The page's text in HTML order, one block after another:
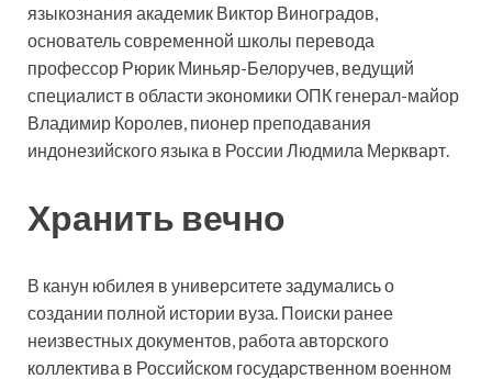
языкознания академик Виктор Виноградов,
основатель современной школы перевода
профессор Рюрик Миньяр-Белоручев, ведущий
специалист в области экономики ОПК генерал-майор
Владимир Королев, пионер преподавания
индонезийского языка в России Людмила Меркварт.
Хранить вечно
В канун юбилея в университете задумались о
создании полной истории вуза. Поиски ранее
неизвестных документов, работа авторского
коллектива в Российском государственном военном